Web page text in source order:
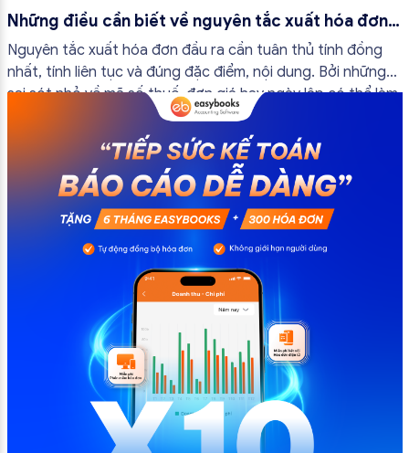
Những điều cần biết về nguyên tắc xuất hóa đơn
đầu ra
Nguyên tắc xuất hóa đơn đầu ra cần tuân thủ tính đồng
nhất, tính liên tục và đúng đặc điểm, nội dung. Bởi những
sai sót nhỏ về mã số thuế, đơn giá hay ngày lập có thể làm
ảnh hưởng đến quá trình quyết toán thuế của bạn. Kế
toán có thể tham khảo […]